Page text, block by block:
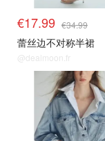
€17.99 €34.99
蕾丝边不对称半裙
@dealmoon.fr